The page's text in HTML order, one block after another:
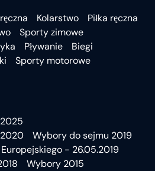
Kolarstwo
Piłka ręczna
Sporty zimowe
Pływanie
Biegi
Sporty motorowe
Wybory do sejmu 2019
- 26.05.2019
Wybory 2015